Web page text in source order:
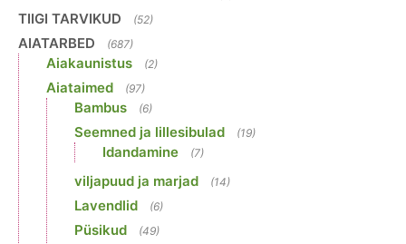
TIIGI TARVIKUD (52)
AIATARBED (687)
Aiakaunistus (2)
Aiataimed (97)
Bambus (6)
Seemned ja lillesibulad (19)
Idandamine (7)
viljapuud ja marjad (14)
Lavendlid (6)
Püsikud (49)